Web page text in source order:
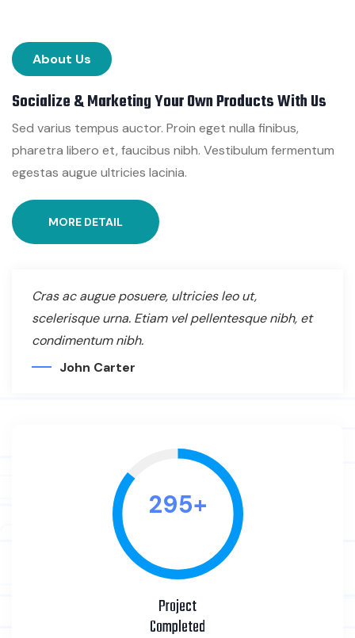
342+
Project
Completed
About Us
Socialize & Marketing Your Own Products With Us
Sed varius tempus auctor. Proin eget nulla finibus,
pharetra libero et, faucibus nibh. Vestibulum fermentum
egestas augue ultricies lacinia.
MORE DETAIL
Cras ac augue posuere, ultricies leo ut,
scelerisque urna. Etiam vel pellentesque nibh, et
condimentum nibh.
John Carter